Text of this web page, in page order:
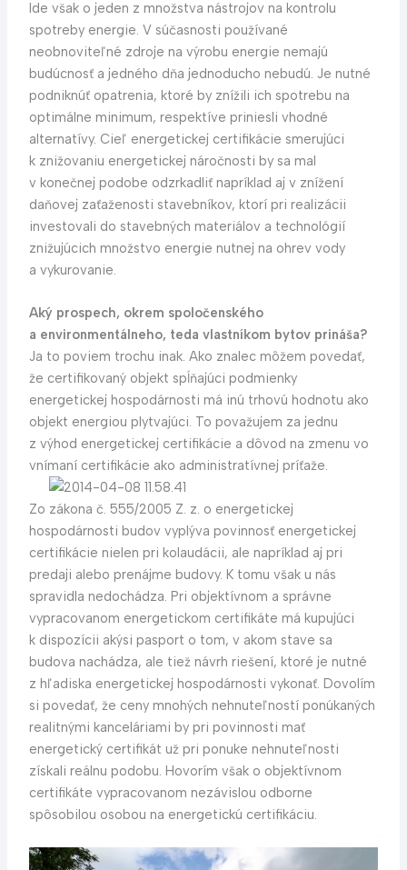
Ide však o jeden z množstva nástrojov na kontrolu
spotreby energie. V súčasnosti používané
neobnoviteľné zdroje na výrobu energie nemajú
budúcnosť a jedného dňa jednoducho nebudú. Je nutné
podniknúť opatrenia, ktoré by znížili ich spotrebu na
optimálne minimum, respektíve priniesli vhodné
alternatívy. Cieľ energetickej certifikácie smerujúci
k znižovaniu energetickej náročnosti by sa mal
v konečnej podobe odzrkadliť napríklad aj v znížení
daňovej zaťaženosti stavebníkov, ktorí pri realizácii
investovali do stavebných materiálov a technológií
znižujúcich množstvo energie nutnej na ohrev vody
a vykurovanie.
Aký prospech, okrem spoločenského
a environmentálneho, teda vlastníkom bytov prináša?
Ja to poviem trochu inak. Ako znalec môžem povedať,
že certifikovaný objekt spĺňajúci podmienky
energetickej hospodárnosti má inú trhovú hodnotu ako
objekt energiou plytvajúci. To považujem za jednu
z výhod energetickej certifikácie a dôvod na zmenu vo
vnímaní certifikácie ako administratívnej príťaže.
Zo zákona č. 555/2005 Z. z. o energetickej
hospodárnosti budov vyplýva povinnosť energetickej
certifikácie nielen pri kolaudácii, ale napríklad aj pri
predaji alebo prenájme budovy. K tomu však u nás
spravidla nedochádza. Pri objektívnom a správne
vypracovanom energetickom certifikáte má kupujúci
k dispozícii akýsi pasport o tom, v akom stave sa
budova nachádza, ale tiež návrh riešení, ktoré je nutné
z hľadiska energetickej hospodárnosti vykonať. Dovolím
si povedať, že ceny mnohých nehnuteľností ponúkaných
realitnými kanceláriami by pri povinnosti mať
energetický certifikát už pri ponuke nehnuteľnosti
získali reálnu podobu. Hovorím však o objektívnom
certifikáte vypracovanom nezávislou odborne
spôsobilou osobou na energetickú certifikáciu.